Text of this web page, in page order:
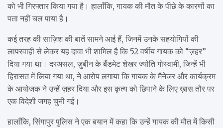
को भी गिरफ्तार किया गया है। हालाँकि, गायक की मौत के पीछे के कारणों का
पता नहीं चल पाया है।
कई तरह की साज़िश की बातें सामने आई हैं, जिनमें उनके सहयोगियों की
लापरवाही से लेकर यह दावा भी शामिल है कि 52 वर्षीय गायक को “ज़हर”
दिया गया था। दरअसल, ज़ुबीन के बैंडमेट शेखर ज्योति गोस्वामी, जिन्हें भी
हिरासत में लिया गया था, ने आरोप लगाया कि गायक के मैनेजर और कार्यक्रम
के आयोजक ने उन्हें ज़हर दिया और इस कृत्य को छिपाने के लिए ख़ास तौर पर
एक विदेशी जगह चुनी गई।
हालाँकि, सिंगापुर पुलिस ने एक बयान में कहा कि उन्हें गायक की मौत में किसी